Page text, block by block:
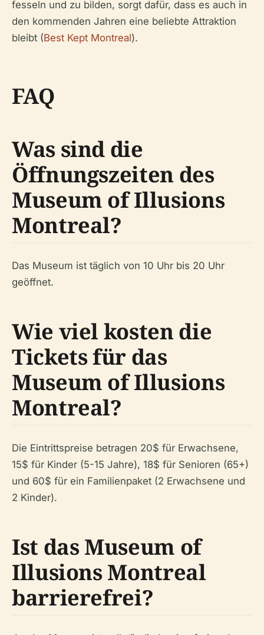
fesseln und zu bilden, sorgt dafür, dass es auch in
den kommenden Jahren eine beliebte Attraktion
bleibt (Best Kept Montreal).
FAQ
Was sind die
Öffnungszeiten des
Museum of Illusions
Montreal?
Das Museum ist täglich von 10 Uhr bis 20 Uhr
geöffnet.
Wie viel kosten die
Tickets für das
Museum of Illusions
Montreal?
Die Eintrittspreise betragen 20$ für Erwachsene,
15$ für Kinder (5-15 Jahre), 18$ für Senioren (65+)
und 60$ für ein Familienpaket (2 Erwachsene und
2 Kinder).
Ist das Museum of
Illusions Montreal
barrierefrei?